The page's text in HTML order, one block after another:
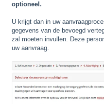
optioneel.
U krijgt dan in uw
gegevens van de bevoegd
zal moeten invullen. Deze
uw aanvraag.